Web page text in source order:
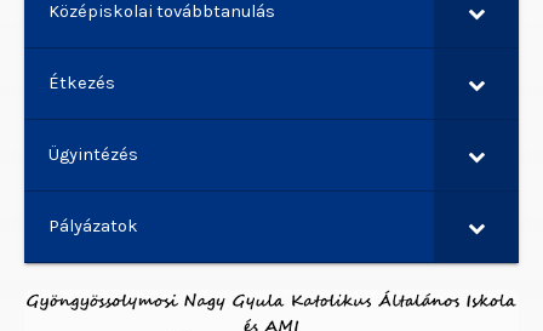
Középiskolai továbbtanulás
Étkezés
Ügyintézés
Pályázatok